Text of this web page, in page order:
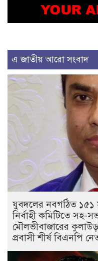
এ জাতীয় আরো সংবাদ
যুবদলের নবগঠিত ১৫১
নির্বাহী কমিটিতে সহ-
মৌলভীবাজারের
প্রবাসী শীর্ষ বিএনপি